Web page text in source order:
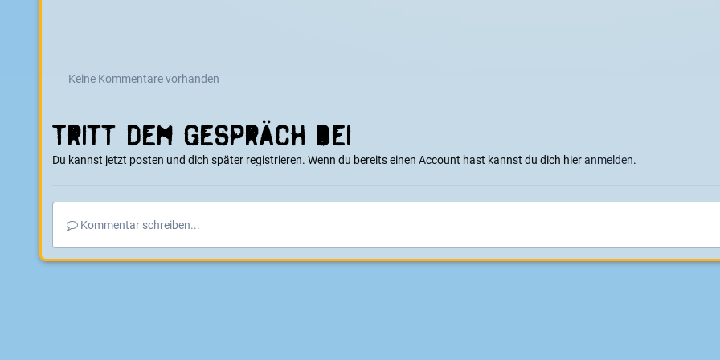
Keine Kommentare vorhanden
Tritt dem Gespräch bei
Du kannst jetzt posten und dich später registrieren. Wenn du bereits einen Account hast kannst du dich hieranmelden.
Kommentar schreiben...